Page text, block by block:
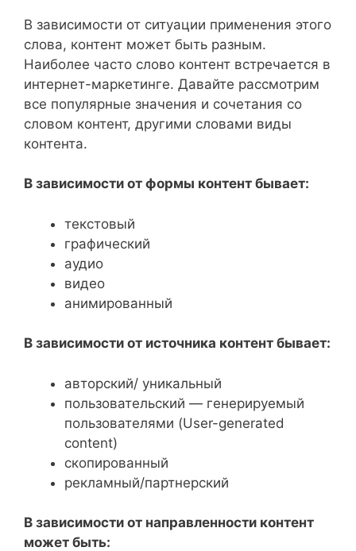
В зависимости от ситуации применения этого
слова, контент может быть разным.
Наиболее часто слово контент встречается в
интернет-маркетинге. Давайте рассмотрим
все популярные значения и сочетания со
словом контент, другими словами виды
контента.
В зависимости от формы контент бывает:
текстовый
графический
аудио
видео
анимированный
В зависимости от источника контент бывает:
авторский/ уникальный
пользовательский — генерируемый
пользователями (User-generated
content)
скопированный
рекламный/партнерский
В зависимости от направленности контент
может быть: